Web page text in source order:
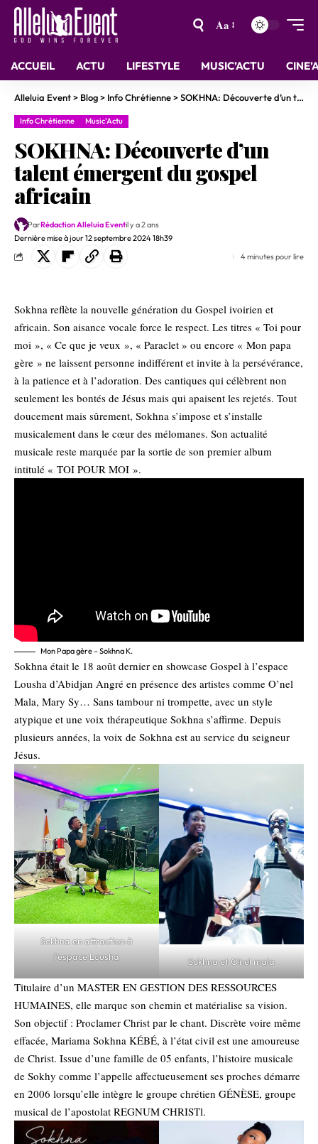
Aa
ACCUEIL ACTU LIFESTYLE MUSIC’ACTU
Alleluia Event> Blog> Info Chrétienne>SOKHNA: Découverte d’un talent émergent du gospel africain
Info Chrétienne Music'Actu
SOKHNA: Découverte d’un
talent émergent du gospel
africain
Dernière mise à jour 12 septembre 2024 18h39
ParRédaction Alleluia Eventil y a 2 ans
4 minutes pour lire
Sokhna reflète la nouvelle génération du Gospel ivoirien et
africain. Son aisance vocale force le respect. Les titres « Toi pour
moi », « Ce que je veux », « Paraclet » ou encore « Mon papa
gère » ne laissent personne indifférent et invite à la persévérance,
à la patience et à l’adoration. Des cantiques qui célèbrent non
seulement les bontés de Jésus mais qui apaisent les rejetés. Tout
doucement mais sûrement, Sokhna s’impose et s’installe
musicalement dans le cœur des mélomanes. Son actualité
musicale reste marquée par la sortie de son premier album
intitulé « TOI POUR MOI ».
Mon Papa gère – Sokhna K.
Sokhna était le 18 août dernier en showcase Gospel à l’espace
Lousha d’Abidjan Angré en présence des artistes comme O’nel
Mala, Mary Sy… Sans tambour ni trompette, avec un style
atypique et une voix thérapeutique Sokhna s’affirme. Depuis
plusieurs années, la voix de Sokhna est au service du seigneur
Jésus.
Sokhna en attraction à
l’espace Lousha
Sokhna et O’nel mala
Titulaire d’un MASTER EN GESTION DES RESSOURCES
HUMAINES, elle marque son chemin et matérialise sa vision.
Son objectif : Proclamer Christ par le chant. Discrète voire même
effacée, Mariama Sokhna KÉBÉ, à l’état civil est une amoureuse
de Christ. Issue d’une famille de 05 enfants, l’histoire musicale
de Sokhy comme l’appelle affectueusement ses proches démarre
en 2006 lorsqu’elle intègre le groupe chrétien GÉNÈSE, groupe
musical de l’apostolat REGNUM CHRISTl.